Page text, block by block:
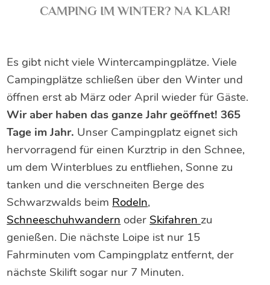
CAMPING IM WINTER? NA KLAR!
Es gibt nicht viele Wintercampingplätze. Viele
Campingplätze schließen über den Winter und
öffnen erst ab März oder April wieder für Gäste.
Wir aber haben das ganze Jahr geöffnet! 365
Tage im Jahr. Unser Campingplatz eignet sich
hervorragend für einen Kurztrip in den Schnee,
um dem Winterblues zu entfliehen, Sonne zu
tanken und die verschneiten Berge des
Schwarzwalds beim Rodeln,
Schneeschuhwandern oder Skifahren zu
genießen. Die nächste Loipe ist nur 15
Fahrminuten vom Campingplatz entfernt, der
nächste Skilift sogar nur 7 Minuten.